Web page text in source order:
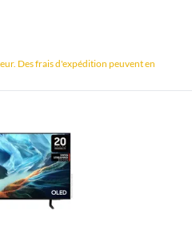
Des frais d'expédition peuvent en